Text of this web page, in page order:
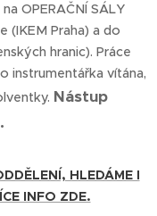
OPERAČNÍ SÁLY
(IKEM Praha) a do
hranic). Práce
instrumentářka vítána,
Nástup
HLEDÁME I
INFO ZDE.